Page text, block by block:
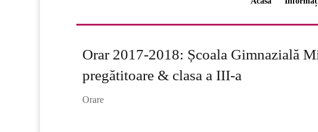
Orar 2017-2018: Școala Gimnazială
pregătitoare & clasa a III-a
Orare